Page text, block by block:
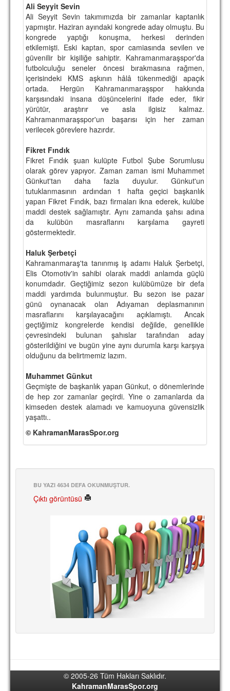
TARİHİ BAŞARILAR
BASINDAN
KUPA MAÇLARI
ESKi BAŞKANLAR
ESKİ HOCALAR
HAKKIMIZDA
MİSYON
HAKKIMIZDA
İRTİBAT
SİTE İSTATİSTİKLERİ
REKLAM YAYINI
Ali Seyyit Sevin
Ali Seyyit Sevin takımımızda bir zamanlar kaptanlık
yapmıştır. Haziran ayındaki kongrede aday olmuştu. Bu
kongrede yaptığı konuşma, herkesi derinden
etkilemişti. Eski kaptan, spor camiasında sevilen ve
güvenilir bir kişiliğe sahiptir. Kahramanmaraşspor'da
futbolculuğu seneler öncesi bırakmasına rağmen,
içerisindeki KMS aşkının hâlâ tükenmediği apaçık
ortada. Hergün Kahramanmaraşspor hakkında
karşısındaki insana düşüncelerini ifade eder, fikir
yürütür, araştırır ve asla ilgisiz kalmaz.
Kahramanmaraşspor'un başarısı için her zaman
verilecek görevlere hazırdır.
Fikret Fındık
Fikret Fındık şuan kulüpte Futbol Şube Sorumlusu
olarak görev yapıyor. Zaman zaman ismi Muhammet
Günkut'tan daha fazla duyulur. Günkut'un
tutuklanmasının ardından 1 hafta geçici başkanlık
yapan Fikret Fındık, bazı firmaları ikna ederek, kulübe
maddi destek sağlamıştır. Aynı zamanda şahsı adına
da kulübün masraflarını karşılama gayreti
göstermektedir.
Haluk Şerbetçi
Kahramanmaraş'ta tanınmış iş adamı Haluk Şerbetçi,
Elis Otomotiv'in sahibi olarak maddi anlamda güçlü
konumdadır. Geçtiğimiz sezon kulübümüze bir defa
maddi yardımda bulunmuştur. Bu sezon ise pazar
günü oynanacak olan Adıyaman deplasmanının
masraflarını karşılayacağını açıklamıştı. Ancak
geçtiğimiz kongrelerde kendisi değilde, genellikle
çevresindeki bulunan şahıslar tarafından aday
gösterildiğini ve bugün yine aynı durumla karşı karşıya
olduğunu da belirtmemiz lazım.
Muhammet Günkut
Geçmişte de başkanlık yapan Günkut, o dönemlerinde
de hep zor zamanlar geçirdi. Yine o zamanlarda da
kimseden destek alamadı ve kamuoyuna güvensizlik
yaşattı..
© KahramanMarasSpor.org
BU YAZI 4634 DEFA OKUNMUŞTUR.
Çıktı görüntüsü
© 2005-26 Tüm Hakları Saklıdır.
KahramanMarasSpor.org